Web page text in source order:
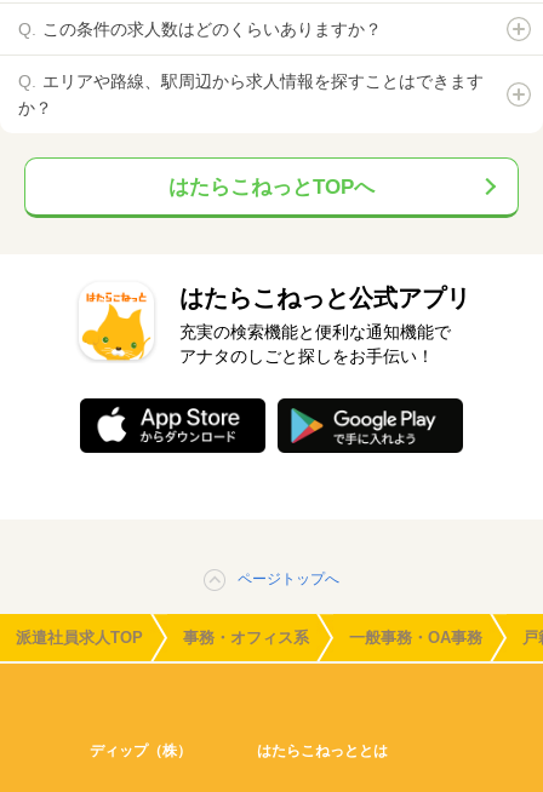
この条件の求人数はどのくらいありますか？
エリアや路線、駅周辺から求人情報を探すことはできます
か？
はたらこねっとTOPへ
はたらこねっと公式アプリ
充実の検索機能と便利な通知機能で
アナタのしごと探しをお手伝い！
ページトップへ
派遣社員求人TOP 事務・オフィス系 一般事務・OA事務
ディップ（株） はたらこねっととは